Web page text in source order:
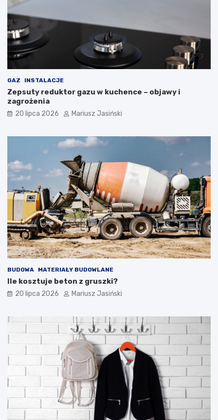
GAZ INSTALACJE
Zepsuty reduktor gazu w kuchence – objawy i
zagrożenia
20 lipca 2026 Mariusz Jasiński
BUDOWA MATERIAŁY BUDOWLANE
Ile kosztuje beton z gruszki?
20 lipca 2026 Mariusz Jasiński